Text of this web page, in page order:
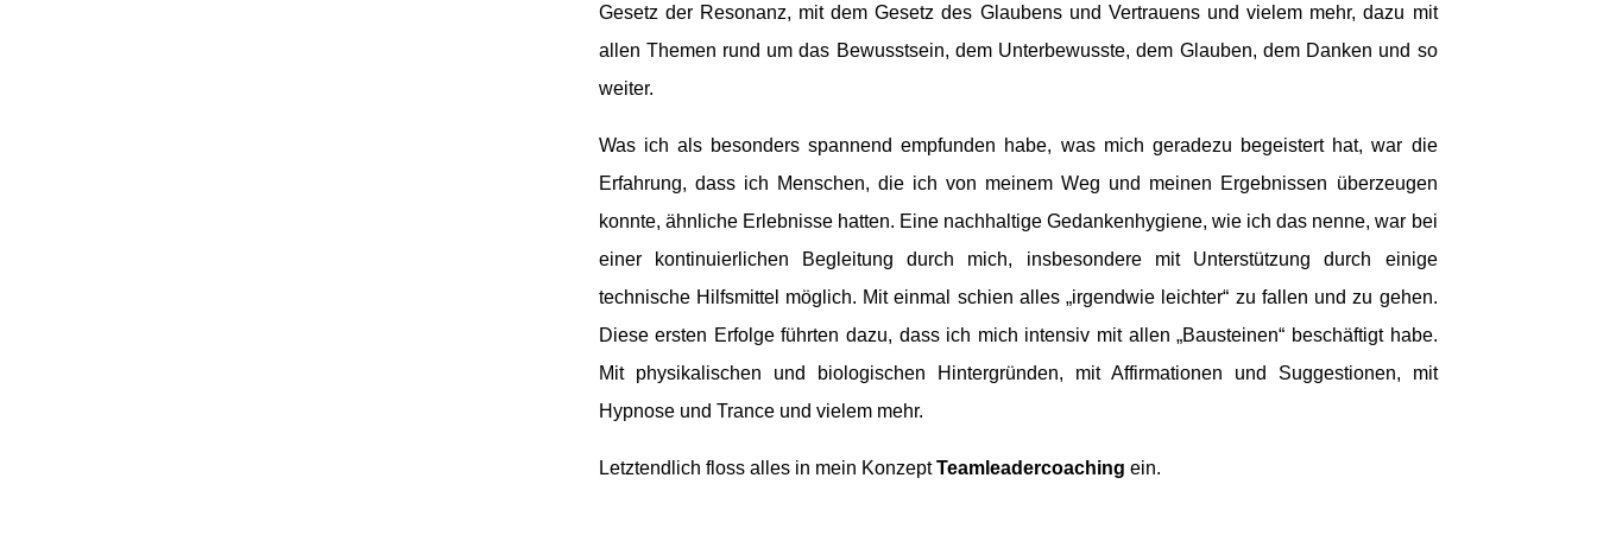
Gesetz der Resonanz, mit dem Gesetz des Glaubens und Vertrauens und vielem mehr, dazu mit
allen Themen rund um das Bewusstsein, dem Unterbewusste, dem Glauben, dem Danken und so
weiter.
Was ich als besonders spannend empfunden habe, was mich geradezu begeistert hat, war die
Erfahrung, dass ich Menschen, die ich von meinem Weg und meinen Ergebnissen überzeugen
konnte, ähnliche Erlebnisse hatten. Eine nachhaltige Gedankenhygiene, wie ich das nenne, war bei
einer kontinuierlichen Begleitung durch mich, insbesondere mit Unterstützung durch einige
technische Hilfsmittel möglich. Mit einmal schien alles „irgendwie leichter“ zu fallen und zu gehen.
Diese ersten Erfolge führten dazu, dass ich mich intensiv mit allen „Bausteinen“ beschäftigt habe.
Mit physikalischen und biologischen Hintergründen, mit Affirmationen und Suggestionen, mit
Hypnose und Trance und vielem mehr.
Letztendlich floss alles in mein KonzeptTeamleadercoaching ein.